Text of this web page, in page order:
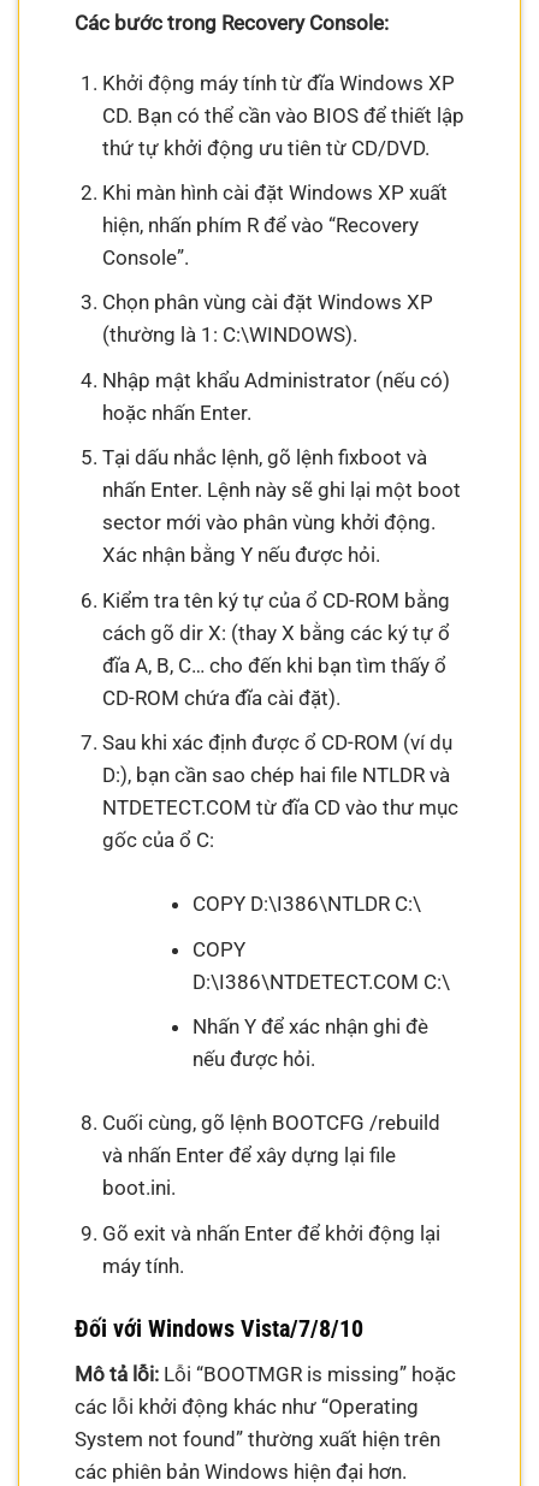
Các bước trong Recovery Console:
Khởi động máy tính từ đĩa Windows XP
CD. Bạn có thể cần vào BIOS để thiết lập
thứ tự khởi động ưu tiên từ CD/DVD.
Khi màn hình cài đặt Windows XP xuất
hiện, nhấn phím R để vào “Recovery
Console”.
Chọn phân vùng cài đặt Windows XP
(thường là 1: C:\WINDOWS).
Nhập mật khẩu Administrator (nếu có)
hoặc nhấn Enter.
Tại dấu nhắc lệnh, gõ lệnh fixboot và
nhấn Enter. Lệnh này sẽ ghi lại một boot
sector mới vào phân vùng khởi động.
Xác nhận bằng Y nếu được hỏi.
Kiểm tra tên ký tự của ổ CD-ROM bằng
cách gõ dir X: (thay X bằng các ký tự ổ
đĩa A, B, C… cho đến khi bạn tìm thấy ổ
CD-ROM chứa đĩa cài đặt).
Sau khi xác định được ổ CD-ROM (ví dụ
D:), bạn cần sao chép hai file NTLDR và
NTDETECT.COM từ đĩa CD vào thư mục
gốc của ổ C:
COPY D:\I386\NTLDR C:\
COPY
D:\I386\NTDETECT.COM C:\
Nhấn Y để xác nhận ghi đè
nếu được hỏi.
Cuối cùng, gõ lệnh BOOTCFG /rebuild
và nhấn Enter để xây dựng lại file
boot.ini.
Gõ exit và nhấn Enter để khởi động lại
máy tính.
Đối với Windows Vista/7/8/10
Mô tả lỗi: Lỗi “BOOTMGR is missing” hoặc
các lỗi khởi động khác như “Operating
System not found” thường xuất hiện trên
các phiên bản Windows hiện đại hơn.